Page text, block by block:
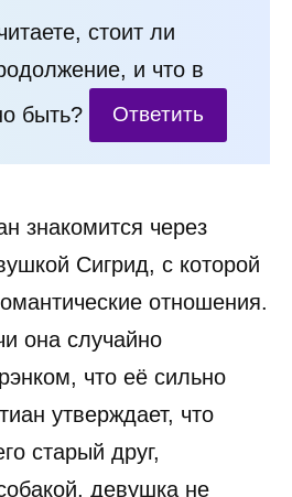
стоит ли
и что в
быть?
Ответить
знакомится через
Сигрид, с которой
отношения.
она случайно
что её сильно
утверждает, что
старый друг,
девушка не